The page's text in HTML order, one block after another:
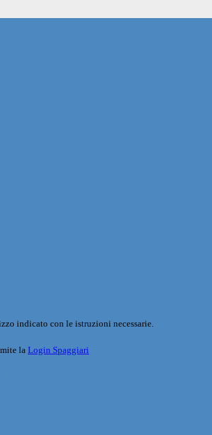
indicato con le istruzioni necessarie.
la Login Spaggiari